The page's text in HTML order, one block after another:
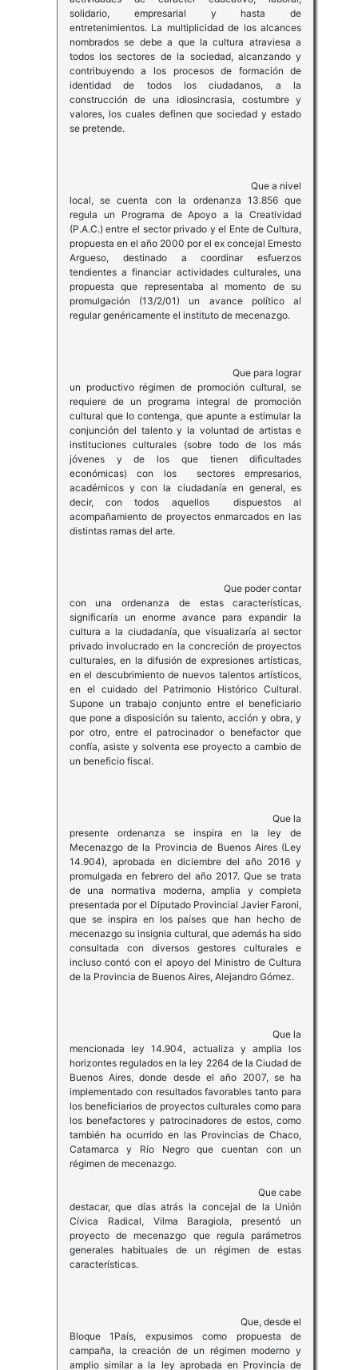
solidario, empresarial y hasta de
entretenimientos. La multiplicidad de los alcances
nombrados se debe a que la cultura atraviesa a
todos los sectores de la sociedad, alcanzando y
contribuyendo a los procesos de formación de
identidad de todos los ciudadanos, a la
construcción de una idiosincrasia, costumbre y
valores, los cuales definen que sociedad y estado
se pretende.
Que a nivel
local, se cuenta con la ordenanza 13.856 que
regula un Programa de Apoyo a la Creatividad
(P.A.C.) entre el sector privado y el Ente de Cultura,
propuesta en el año 2000 por el ex concejal Ernesto
Argueso, destinado a coordinar esfuerzos
tendientes a financiar actividades culturales, una
propuesta que representaba al momento de su
promulgación (13/2/01) un avance político al
regular genéricamente el instituto de mecenazgo.
Que para lograr
un productivo régimen de promoción cultural, se
requiere de un programa integral de promoción
cultural que lo contenga, que apunte a estimular la
conjunción del talento y la voluntad de artistas e
instituciones culturales (sobre todo de los más
jóvenes y de los que tienen dificultades
económicas) con los sectores empresarios,
académicos y con la ciudadanía en general, es
decir, con todos aquellos dispuestos al
acompañamiento de proyectos enmarcados en las
distintas ramas del arte.
Que poder contar
con una ordenanza de estas características,
significaría un enorme avance para expandir la
cultura a la ciudadanía, que visualizaría al sector
privado involucrado en la concreción de proyectos
culturales, en la difusión de expresiones artísticas,
en el descubrimiento de nuevos talentos artísticos,
en el cuidado del Patrimonio Histórico Cultural.
Supone un trabajo conjunto entre el beneficiario
que pone a disposición su talento, acción y obra, y
por otro, entre el patrocinador o benefactor que
confía, asiste y solventa ese proyecto a cambio de
un beneficio fiscal.
Que la
presente ordenanza se inspira en la ley de
Mecenazgo de la Provincia de Buenos Aires (Ley
14.904), aprobada en diciembre del año 2016 y
promulgada en febrero del año 2017. Que se trata
de una normativa moderna, amplia y completa
presentada por el Diputado Provincial Javier Faroni,
que se inspira en los países que han hecho de
mecenazgo su insignia cultural, que además ha sido
consultada con diversos gestores culturales e
incluso contó con el apoyo del Ministro de Cultura
de la Provincia de Buenos Aires, Alejandro Gómez.
Que la
mencionada ley 14.904, actualiza y amplia los
horizontes regulados en la ley 2264 de la Ciudad de
Buenos Aires, donde desde el año 2007, se ha
implementado con resultados favorables tanto para
los beneficiarios de proyectos culturales como para
los benefactores y patrocinadores de estos, como
también ha ocurrido en las Provincias de Chaco,
Catamarca y Río Negro que cuentan con un
régimen de mecenazgo.
Que cabe
destacar, que días atrás la concejal de la Unión
Cívica Radical, Vilma Baragiola, presentó un
proyecto de mecenazgo que regula parámetros
generales habituales de un régimen de estas
características.
Que, desde el
Bloque 1País, expusimos como propuesta de
campaña, la creación de un régimen moderno y
amplio similar a la ley aprobada en Provincia de